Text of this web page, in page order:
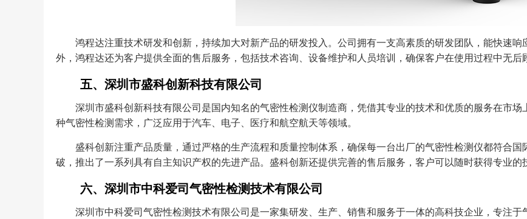
鸿程达注重技术研发和创新，持续加大对新产品的研发投入。公司拥有一支高素质的研发团队，能快速
外，鸿程达还为客户提供全面的售后服务，包括技术咨询、设备维护和人员培训，确保客户在使用过程中无后
五、深圳市盛科创新科技有限公司
深圳市盛科创新科技有限公司是国内知名的气密性检测仪制造商，凭借其专业的技术和优质的服务在市
种气密性检测需求，广泛应用于汽车、电子、医疗和航空航天等领域。
盛科创新注重产品质量，通过严格的生产流程和质量控制体系，确保每一台出厂的气密性检测仪都符合
破，推出了一系列具有自主知识产权的先进产品。盛科创新还提供完善的售后服务，客户可以随时获得专业的
六、深圳市中科爱司气密性检测技术有限公司
深圳市中科爱司气密性检测技术有限公司是一家集研发、生产、销售和服务于一体的高科技企业，专注